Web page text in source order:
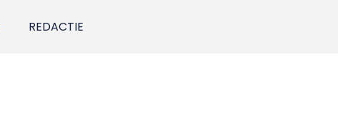
REDACTIE